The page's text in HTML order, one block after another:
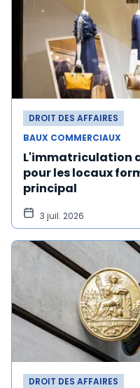
DROIT DES AFFAIRES
BAUX COMMERCIAUX
L'immatriculation
pour les locaux
principal
3 juil. 2026
DROIT DES AFFAIRES